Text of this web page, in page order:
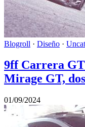
Blogroll · Diseño ·
9ff Carrera
Mirage GT,
01/09/2024